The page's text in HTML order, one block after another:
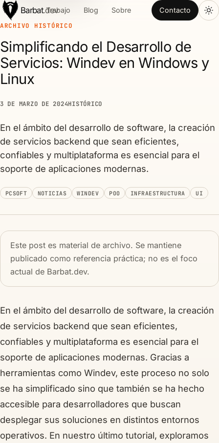
Barbat.dev
Trabajo Blog Sobre
Contacto
ARCHIVO HISTÓRICO
Simplificando el Desarrollo de
Servicios: Windev en Windows y
Linux
3 DE MARZO DE 2024HISTÓRICO
En el ámbito del desarrollo de software, la creación
de servicios backend que sean eficientes,
confiables y multiplataforma es esencial para el
soporte de aplicaciones modernas.
PCSOFT NOTICIAS WINDEV POO INFRAESTRUCTURA UI
Este post es material de archivo. Se mantiene
publicado como referencia práctica; no es el foco
actual de Barbat.dev.
En el ámbito del desarrollo de software, la creación
de servicios backend que sean eficientes,
confiables y multiplataforma es esencial para el
soporte de aplicaciones modernas. Gracias a
herramientas como Windev, este proceso no solo
se ha simplificado sino que también se ha hecho
accesible para desarrolladores que buscan
desplegar sus soluciones en distintos entornos
operativos. En nuestro último tutorial, exploramos